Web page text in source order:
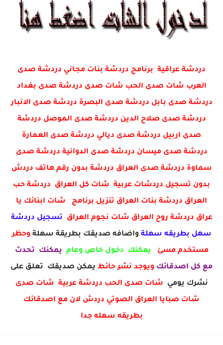
دردشة عراقية برنامج دردشة بنات مجاني دردشة صدى
العرب شات صدى الحب شات صدى دردشة صدى بغداد
دردشة صدى بابل دردشة صدى البصرة دردشة صدى الانبار
دردشة صدى صلاح الدين دردشة صدى الموصل دردشة
صدى اربيل دردشة صدى ديالي دردشة صدى العمارة
دردشة صدى ميسان دردشة صدى الدوانية دردشة صدى
سماوة دردشة صدى العراق دردشة بدون رقم هاتف دردش
بدون تسجيل دردشات عربية شات كل العراق دردشة حب
العراق دردشة بنات العراق تنزيل برنامج شات ابنائك يا
عراق دردشة روح العراق شات نجوم العراق تسجيل دردشة
سهل بطريقه سهلة واضافه صديقك بطريقة سهلة وحظر
مستخدم مسئ يمكنك دخول خاص وعام يمكنك تحدث
مع كل اصدقائك ويوجد نشر حائط يمكن صديقك تعلق على
نشرك يومي شات صدى الحب دردشة عربية شات صدى
شات صبايا العراق الصوتي دردش لان مع اصدقائك
بطريقه سهله جدا